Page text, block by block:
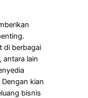
di berbagai
antara lain
kian
bisnis